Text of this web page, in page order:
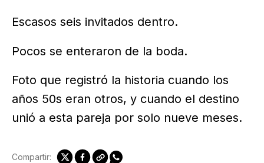
Escasos seis invitados dentro.
Pocos se enteraron de la boda.
Foto que registró la historia cuando los
años 50s eran otros, y cuando el destino
unió a esta pareja por solo nueve meses.
Compartir: